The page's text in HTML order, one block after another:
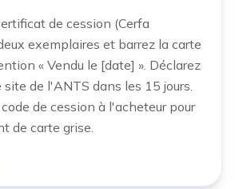
de cession (Cerfa
exemplaires et barrez la carte
« Vendu le [date] ». Déclarez
site de l'ANTS dans les 15 jours.
de cession à l'acheteur pour
de carte grise.